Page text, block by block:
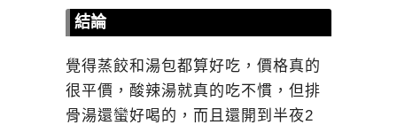
結論
覺得蒸餃和湯包都算好吃，價格真的
很平價，酸辣湯就真的吃不慣，但排
骨湯還蠻好喝的，而且還開到半夜2